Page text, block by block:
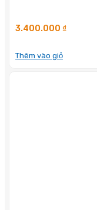
3.400.000 ₫
Thêm vào giỏ